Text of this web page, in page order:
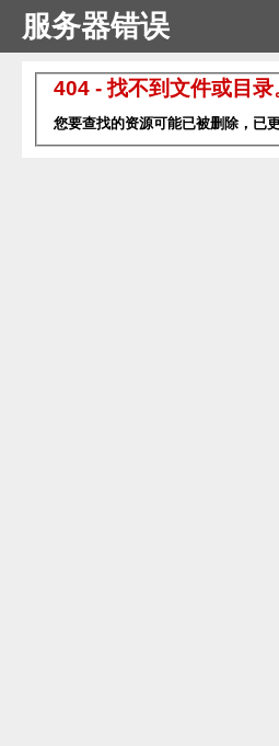
服务器错误
404 - 找不到文件或目录
您要查找的资源可能已被删除，已